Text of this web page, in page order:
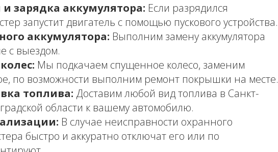
и зарядка аккумулятора: Если разрядился
запустит двигатель с помощью пускового устройства.
аккумулятора: Выполним замену аккумулятора
с выездом.
Мы подкачаем спущенное колесо, заменим
по возможности выполним ремонт покрышки на месте.
топлива: Доставим любой вид топлива в Санкт-
области к вашему автомобилю.
В случае неисправности охранного
быстро и аккуратно отключат его или по